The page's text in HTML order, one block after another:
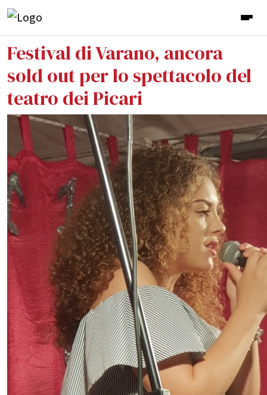
Festival di Varano, ancora
sold out per lo spettacolo del
teatro dei Picari